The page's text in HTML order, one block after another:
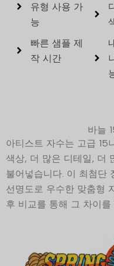
유형 사용 가
능
빠른 샘플 제
작 시간
바늘
아티스트 자수는 고급 15
색상, 더 많은 디테일, 더
불어넣습니다. 이 최첨단
선명도로 우수한 맞춤형
후 비교를 통해 그 차이를